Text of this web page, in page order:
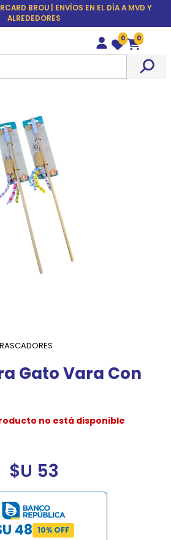
BROU | ENVÍOS EN EL DÍA A MVD Y
ALREDEDORES
Wishlist
0
Carrito
0
Gato Vara Con
no está disponible
$U 53
48 10% OFF